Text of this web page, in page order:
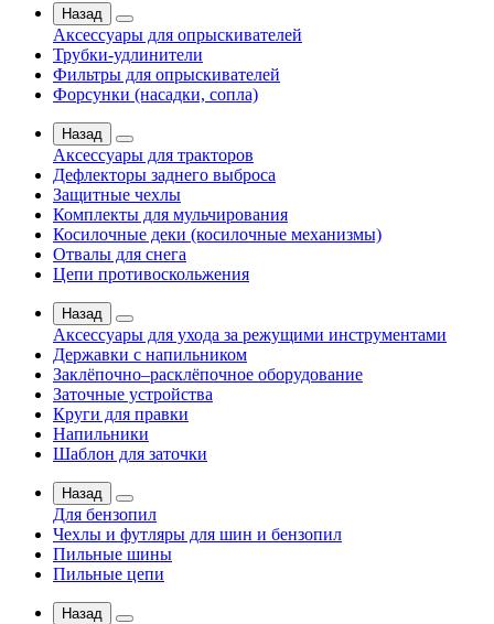
Назад
Аксессуары для опрыскивателей
Трубки-удлинители
Фильтры для опрыскивателей
Форсунки (насадки, сопла)
Назад
Аксессуары для тракторов
Дефлекторы заднего выброса
Защитные чехлы
Комплекты для мульчирования
Косилочные деки (косилочные механизмы)
Отвалы для снега
Цепи противоскольжения
Назад
Аксессуары для ухода за режущими инструментами
Державки с напильником
Заклёпочно–расклёпочное оборудование
Заточные устройства
Круги для правки
Напильники
Шаблон для заточки
Назад
Для бензопил
Чехлы и футляры для шин и бензопил
Пильные шины
Пильные цепи
Назад